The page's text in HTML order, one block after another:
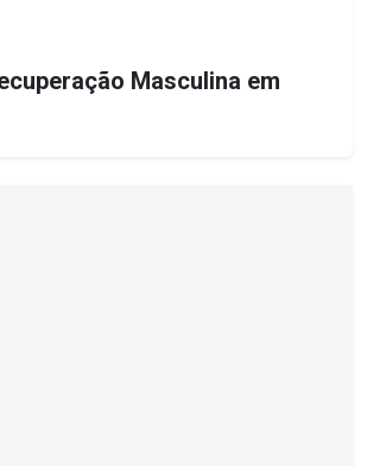
Masculina em